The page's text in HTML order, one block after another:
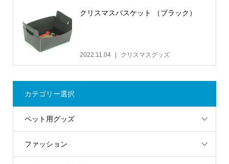
クリスマスバスケット （ブラック）
2022.11.04 クリスマスグッズ
カテゴリー選択
ペット用グッズ
ファッション